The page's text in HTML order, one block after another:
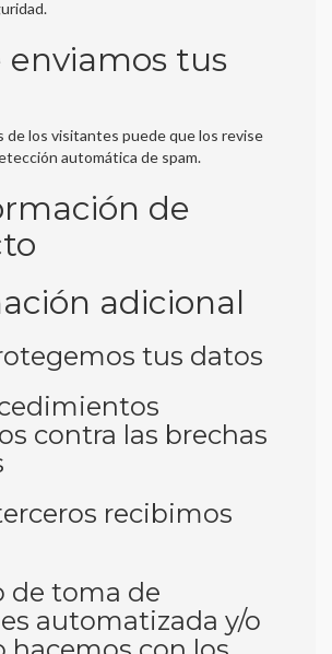
enviamos tus
de los visitantes puede que los revise
automática de spam.
de
adicional
tus datos
contra las brechas
recibimos
de toma de
automatizada y/o